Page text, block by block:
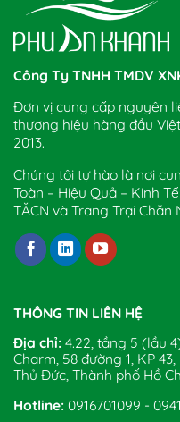
Công Ty TNHH TMDV
Đơn vị cung cấp nguyên
thương hiệu hàng đầu
2013.
Chúng tôi tự hào là nơi
Toàn – Hiệu Quả – Kinh
TĂCN và Trang Trại Chăn
THÔNG TIN LIÊN HỆ
Địa chỉ: 4.22, tầng 5 (lầu
Charm, 58 đường 1, KP
Thủ Đức, Thành phố Hồ
Hotline: 0916701099 -